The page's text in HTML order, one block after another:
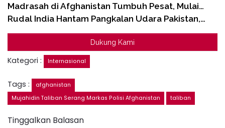
Madrasah di Afghanistan Tumbuh Pesat, Mulai…
Rudal India Hantam Pangkalan Udara Pakistan,…
Dukung Kami
Kategori : Internasional
Tags :
afghanistan
Mujahidin Taliban Serang Markas Polisi Afghanistan
taliban
Tinggalkan Balasan